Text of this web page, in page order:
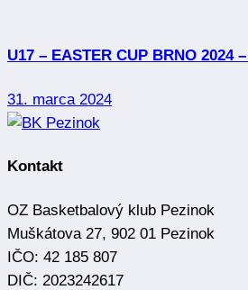
U17 – EASTER CUP BRNO 2024
31. marca 2024
Kontakt
OZ Basketbalový klub Pezinok
Muškátova 27, 902 01 Pezinok
IČO: 42 185 807
DIČ: 2023242617